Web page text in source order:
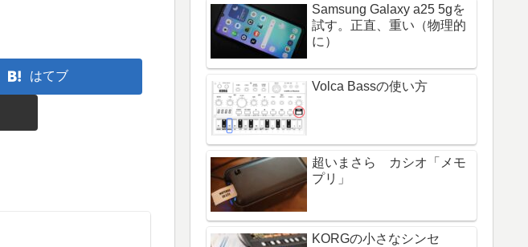
はてブ
Samsung Galaxy a25 5gを
試す。正直、重い（物理的
に）
Volca Bassの使い方
超いまさら カシオ「メモ
プリ」
KORGの小さなシンセ